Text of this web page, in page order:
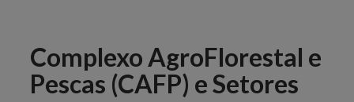
Complexo AgroFlorestal e
Pescas (CAFP) e Setores